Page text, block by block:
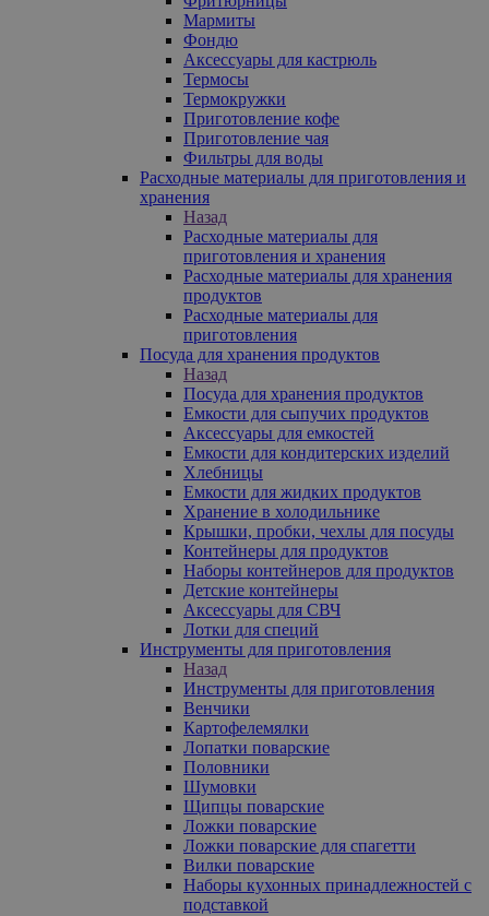
Мармиты
Фондю
Аксессуары для кастрюль
Термосы
Термокружки
Приготовление кофе
Приготовление чая
Фильтры для воды
Расходные материалы для приготовления и
хранения
Назад
Расходные материалы для
приготовления и хранения
Расходные материалы для хранения
продуктов
Расходные материалы для
приготовления
Посуда для хранения продуктов
Назад
Посуда для хранения продуктов
Емкости для сыпучих продуктов
Аксессуары для емкостей
Емкости для кондитерских изделий
Хлебницы
Емкости для жидких продуктов
Хранение в холодильнике
Крышки, пробки, чехлы для посуды
Контейнеры для продуктов
Наборы контейнеров для продуктов
Детские контейнеры
Аксессуары для СВЧ
Лотки для специй
Инструменты для приготовления
Назад
Инструменты для приготовления
Венчики
Картофелемялки
Лопатки поварские
Половники
Шумовки
Щипцы поварские
Ложки поварские
Ложки поварские для спагетти
Вилки поварские
Наборы кухонных принадлежностей с
подставкой